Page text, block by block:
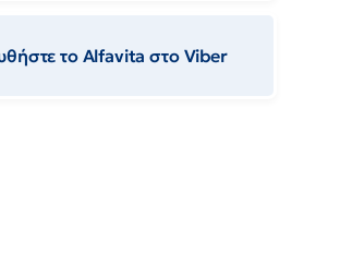
το Αlfavita στο Viber